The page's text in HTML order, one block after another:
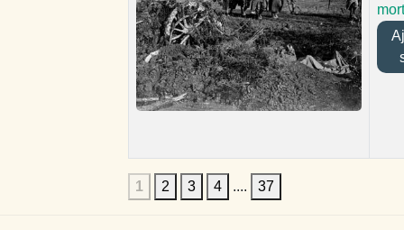
1 2 3 4 .... 37